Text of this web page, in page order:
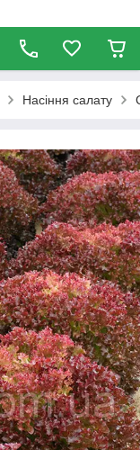
Насіння салату